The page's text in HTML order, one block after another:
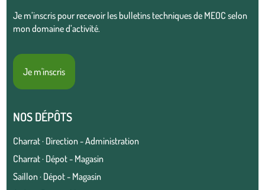
Je m’inscris pour recevoir les bulletins techniques de MEOC selon
mon domaine d’activité.
Je m'inscris
NOS DÉPÔTS
Charrat · Direction - Administration
Charrat · Dépot - Magasin
Saillon · Dépot - Magasin